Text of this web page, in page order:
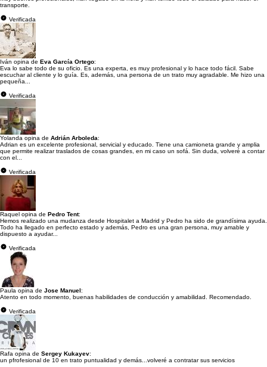
transporte.
Verificada
Iván opina de Eva García Ortego:
Eva lo sabe todo de su oficio. Es una experta, es muy profesional y lo hace todo fácil. Sabe
escuchar al cliente y lo guía. Es, además, una persona de un trato muy agradable. Me hizo una
pequeña...
Verificada
Yolanda opina de Adrián Arboleda:
Adrian es un excelente profesional, servicial y educado. Tiene una camioneta grande y amplia
que permite realizar traslados de cosas grandes, en mi caso un sofá. Sin duda, volveré a contar
con el...
Verificada
Raquel opina de Pedro Tent:
Hemos realizado una mudanza desde Hospitalet a Madrid y Pedro ha sido de grandísima ayuda.
Todo ha llegado en perfecto estado y además, Pedro es una gran persona, muy amable y
dispuesto a ayudar...
Verificada
Paula opina de Jose Manuel:
Atento en todo momento, buenas habilidades de conducción y amabilidad. Recomendado.
Verificada
Rafa opina de Sergey Kukayev:
un pfrofesional de 10 en trato puntualidad y demás...volveré a contratar sus servicios